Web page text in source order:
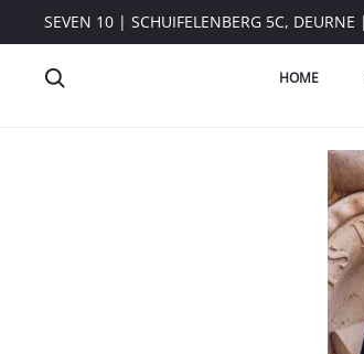
SEVEN 10 | SCHUIFELENBERG 5C,
HOME